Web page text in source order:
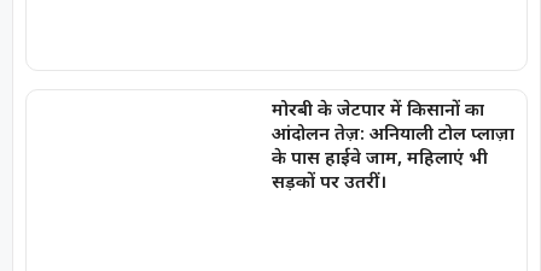
मोरबी के जेटपार में किसानों का
आंदोलन तेज़: अनियाली टोल प्लाज़ा
के पास हाईवे जाम, महिलाएं भी
सड़कों पर उतरीं।